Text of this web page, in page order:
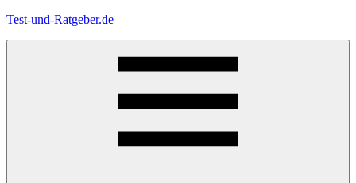
Zum
Test-und-Ratgeber.de